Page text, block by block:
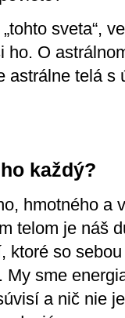
sveta“,
O
astrálne telá s
každý?
hmotného a
telom je náš
ktoré so
sme
a nič nie